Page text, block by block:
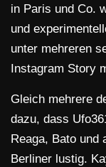
in Paris und Co.
und
unter mehreren
Instagram Story
Gleich mehrere
dazu, dass
Reaga, Bato und
Berliner lustig.